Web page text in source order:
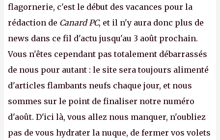
flagornerie, c'est le début des vacances pour la
rédaction de Canard PC, et il n'y aura donc plus de
news dans ce fil d'actu jusqu'au 3 août prochain.
Vous n'êtes cependant pas totalement débarrassés
de nous pour autant : le site sera toujours alimenté
d'articles flambants neufs chaque jour, et nous
sommes sur le point de finaliser notre numéro
d'août. D'ici là, vous allez nous manquer, n'oubliez
pas de vous hydrater la nuque, de fermer vos volets